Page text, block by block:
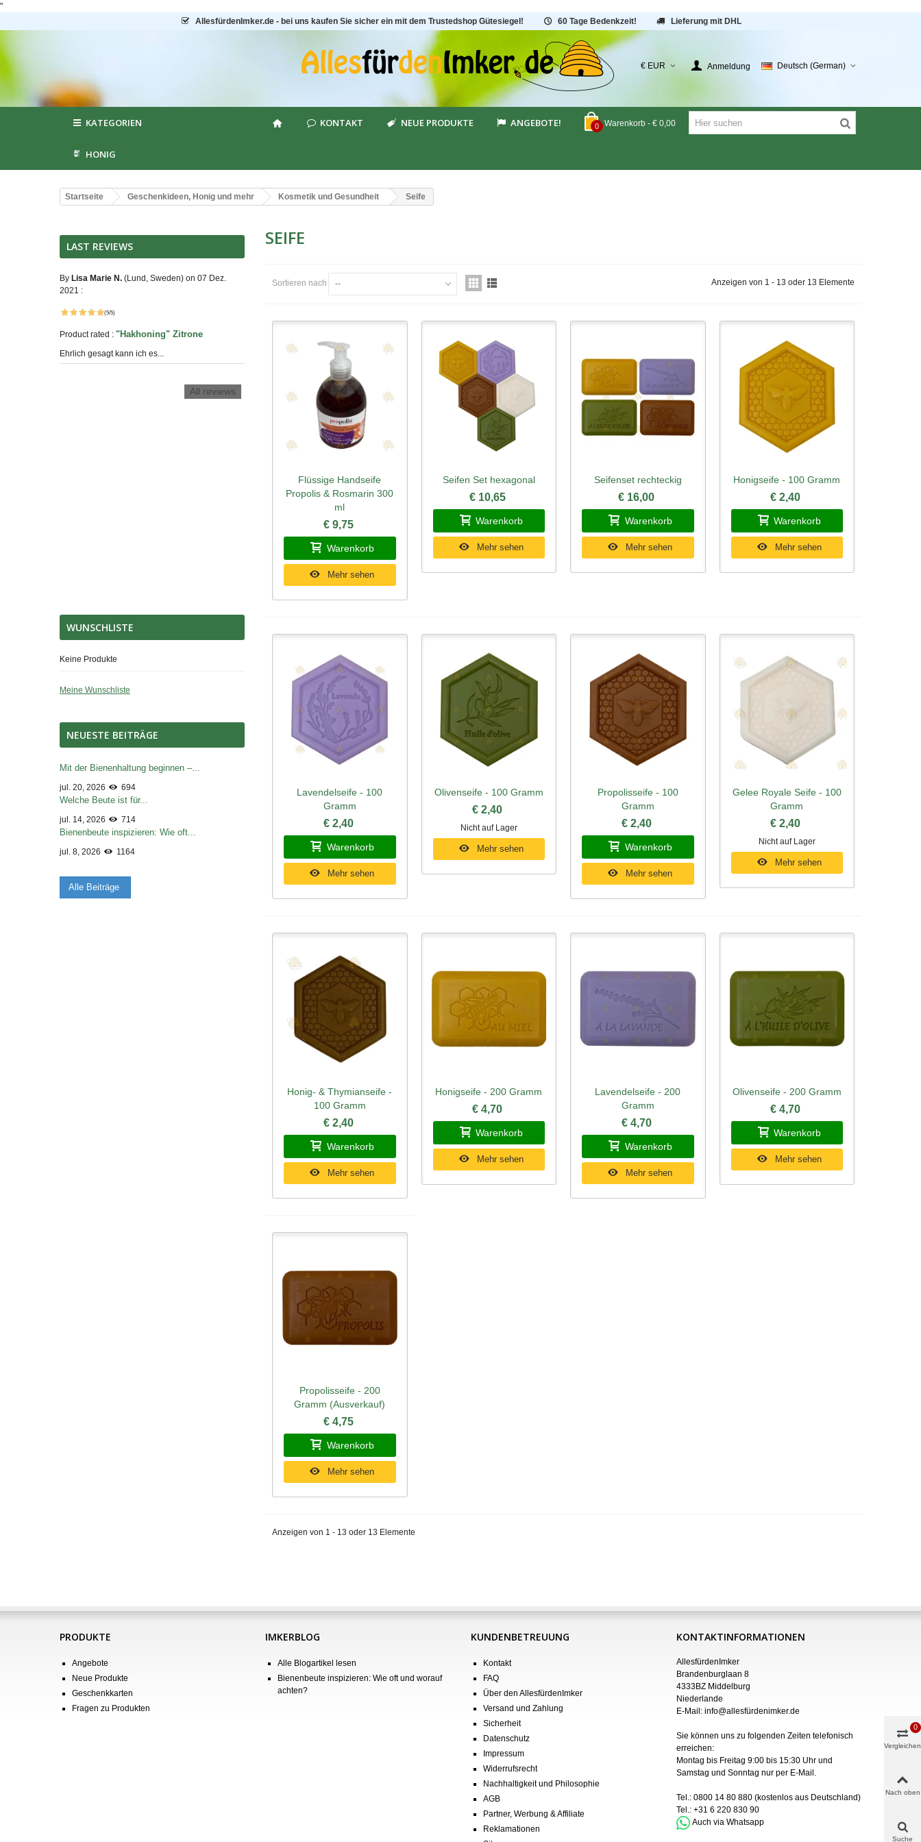
"
AllesfürdenImker.de - bei uns kaufen Sie sicher ein mit dem Trustedshop Gütesiegel!
60 Tage Bedenkzeit! Lieferung mit DHL
€ EUR Anmeldung Deutsch (German)
0 Warenkorb - € 0,00
KATEGORIEN KONTAKT NEUE PRODUKTE ANGEBOTE!
HONIG
Startseite Geschenkideen, Honig und mehr Kosmetik und Gesundheit Seife
LAST REVIEWS
By Lisa Marie N. (Lund, Sweden) on 07 Dez.
2021 :
(5/5)
Product rated : "Hakhoning" Zitrone
Ehrlich gesagt kann ich es...
All reviews
WUNSCHLISTE
Keine Produkte
Meine Wunschliste
NEUESTE BEITRÄGE
Mit der Bienenhaltung beginnen –...
jul. 20, 2026 694
Welche Beute ist für...
jul. 14, 2026 714
Bienenbeute inspizieren: Wie oft...
jul. 8, 2026 1164
Alle Beiträge
SEIFE
Sortieren nach -- Anzeigen von 1 - 13 oder 13 Elemente
Schnellansicht
Flüssige Handseife
Propolis & Rosmarin 300
ml
€ 9,75
Warenkorb
Mehr sehen
Schnellansicht
Seifen Set hexagonal
€ 10,65
Warenkorb
Mehr sehen
Schnellansicht
Seifenset rechteckig
€ 16,00
Warenkorb
Mehr sehen
Schnellansicht
Honigseife - 100 Gramm
€ 2,40
Warenkorb
Mehr sehen
Schnellansicht
Lavendelseife - 100
Gramm
€ 2,40
Warenkorb
Mehr sehen
Schnellansicht
Olivenseife - 100 Gramm
€ 2,40
Nicht auf Lager
Mehr sehen
Schnellansicht
Propolisseife - 100
Gramm
€ 2,40
Warenkorb
Mehr sehen
Schnellansicht
Gelee Royale Seife - 100
Gramm
€ 2,40
Nicht auf Lager
Mehr sehen
Schnellansicht
Honig- & Thymianseife -
100 Gramm
€ 2,40
Warenkorb
Mehr sehen
Schnellansicht
Honigseife - 200 Gramm
€ 4,70
Warenkorb
Mehr sehen
Schnellansicht
Lavendelseife - 200
Gramm
€ 4,70
Warenkorb
Mehr sehen
Schnellansicht
Olivenseife - 200 Gramm
€ 4,70
Warenkorb
Mehr sehen
Schnellansicht
Propolisseife - 200
Gramm (Ausverkauf)
€ 4,75
Warenkorb
Mehr sehen
Anzeigen von 1 - 13 oder 13 Elemente
PRODUKTE
Angebote
Neue Produkte
Geschenkkarten
Fragen zu Produkten
IMKERBLOG
Alle Blogartikel lesen
Bienenbeute inspizieren: Wie oft und worauf
achten?
KUNDENBETREUUNG
Kontakt
FAQ
Über den AllesfürdenImker
Versand und Zahlung
Sicherheit
Datenschutz
Impressum
Widerrufsrecht
Nachhaltigkeit und Philosophie
AGB
Partner, Werbung & Affiliate
Reklamationen
KONTAKTINFORMATIONEN
AllesfürdenImker
Brandenburglaan 8
4333BZ Middelburg
Niederlande
E-Mail: info@allesfürdenimker.de
Sie können uns zu folgenden Zeiten telefonisch
erreichen:
Montag bis Freitag 9:00 bis 15:30 Uhr und
Samstag und Sonntag nur per E-Mail .
Tel.: 0800 14 80 880 (kostenlos aus Deutschland)
Tel.: +31 6 220 830 90
Auch via Whatsapp
Vergleichen
0
Nach oben
Suche